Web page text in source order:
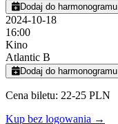
Dodaj do harmonogramu
2024-10-18
16:00
Kino
Atlantic B
Dodaj do harmonogramu
Cena biletu: 22-25 PLN
Kup bez logowania →